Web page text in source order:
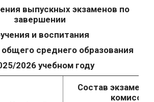
выпускных экзаменов по
завершении
и воспитания
общего среднего образования
2026 учебном году
Состав
комиссии